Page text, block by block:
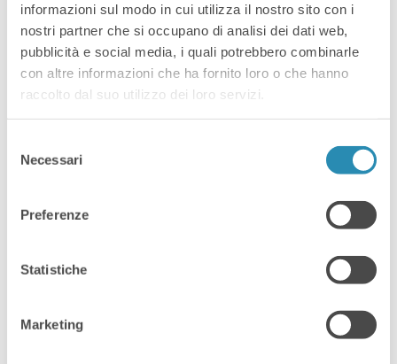
informazioni sul modo in cui utilizza il nostro sito con i
nostri partner che si occupano di analisi dei dati web,
pubblicità e social media, i quali potrebbero combinarle
con altre informazioni che ha fornito loro o che hanno
raccolto dal suo utilizzo dei loro servizi.
delNecessari
Preferenze
Statistiche
Marketing
Make It Pop! – Festival Della
Contemporanea A Vicenza